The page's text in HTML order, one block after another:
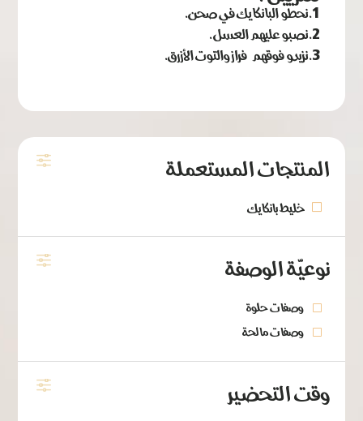
المنتجات المستعملة
خليط بانكايك
نوعيّة الوصفة
وصفات حلوة
وصفات مالحة
وقت التحضير
نحطو البانكايك في صحن.
نصبو عليهم العسل.
نزيدو فوقهم فراز والتوت الأزرق.